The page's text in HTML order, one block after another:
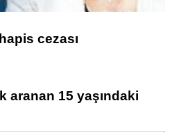
cezası
aranan 15 yaşındaki